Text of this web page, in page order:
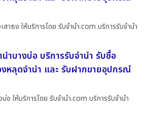
าธง ให้บริการโดย รับจํานํา.com บริการรับจำนำ
ำบางบ่อ บริการรับจำนำ รับซื้อ
หลุดจำนำ และ รับฝากขายอุปกรณ์
อ ให้บริการโดย รับจํานํา.com บริการรับจำนำ